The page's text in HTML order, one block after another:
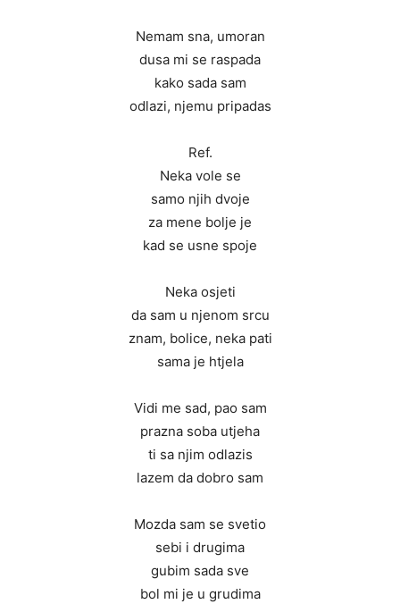
Nemam sna, umoran
dusa mi se raspada
kako sada sam
odlazi, njemu pripadas
Ref.
Neka vole se
samo njih dvoje
za mene bolje je
kad se usne spoje
Neka osjeti
da sam u njenom srcu
znam, bolice, neka pati
sama je htjela
Vidi me sad, pao sam
prazna soba utjeha
ti sa njim odlazis
lazem da dobro sam
Mozda sam se svetio
sebi i drugima
gubim sada sve
bol mi je u grudima